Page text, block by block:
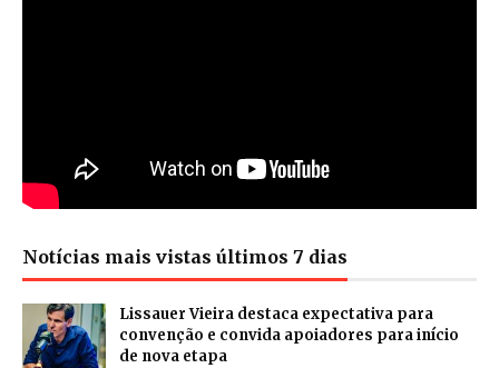
Notícias mais vistas últimos 7 dias
Lissauer Vieira destaca expectativa para
convenção e convida apoiadores para início
de nova etapa